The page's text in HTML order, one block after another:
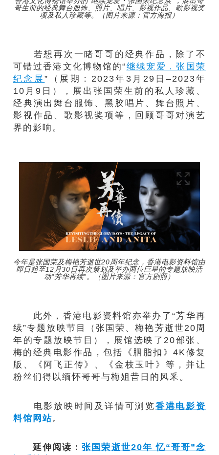
哥生前的经典舞台服饰、照片、唱片、影视作品、歌影视奖
项及私人珍藏等。（图片来源：官方海报）
若想再次一睹哥哥的经典作品，除了不
可错过香港文化博物馆的“继续宠爱．张国荣
纪念展”（展期：2023年3月29日–2023年
10月9日），展出张国荣生前的私人珍藏、
经典演出舞台服饰、黑胶唱片、舞台照片、
影视作品、歌影视奖项等，回顾哥哥对演艺
界的影响。
今年是张国荣及梅艳芳逝世20周年纪念，香港电影资料馆由
即日起至12月30日再次策划及举办两位巨星的专题放映活
动“芳华再续”。（图片来源：官方剧照）
此外，香港电影资料馆亦举办了“芳华再
续”专题放映节目（张国荣、梅艳芳逝世20周
年的专题放映节目），展馆选映了20部张、
梅的经典电影作品，包括《胭脂扣》4K修复
版、《阿飞正传》、《金枝玉叶》等，并让
粉丝们得以缅怀哥哥与梅姐昔日的风釆。
电影放映时间及详情可浏览香港电影资
料馆网站。
延伸阅读：张国荣逝世20年 忆“哥哥”念